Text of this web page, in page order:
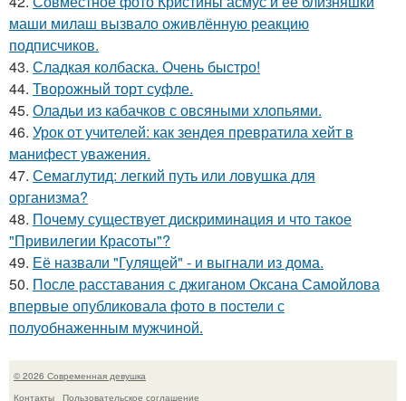
маши милаш вызвало оживлённую реакцию
подписчиков.
43. Сладкая колбаска. Очень быстро!
44. Творожный торт суфле.
45. Оладьи из кабачков с овсяными хлопьями.
46. Урок от учителей: как зендея превратила хейт в
манифест уважения.
47. Семаглутид: легкий путь или ловушка для
организма?
48. Почему существует дискриминация и что такое
"Привилегии Красоты"?
49. Её назвали "Гулящей" - и выгнали из дома.
50. После расставания с джиганом Оксана Самойлова
впервые опубликовала фото в постели с
полуобнаженным мужчиной.
© 2026 Современная девушка
Контакты
Пользовательское соглашение